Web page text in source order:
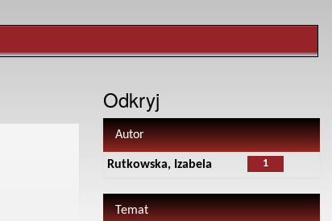
Odkryj
Autor
1
Rutkowska, Izabela
Temat